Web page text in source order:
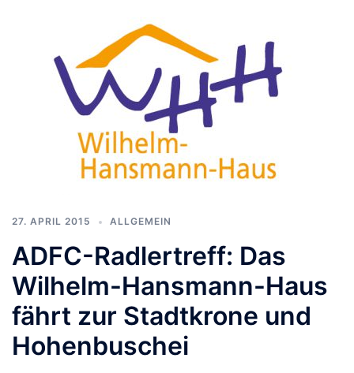
27. APRIL 2015 ALLGEMEIN
ADFC-Radlertreff: Das
Wilhelm-Hansmann-Haus
fährt zur Stadtkrone und
Hohenbuschei